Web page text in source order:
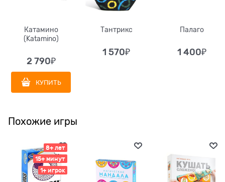
Катамино
(Katamino)
2 790₽
КУПИТЬ
Тантрикс
1 570₽
Палаго
1 400₽
Похожие игры
8+ лет
15+ минут
1+ игрок